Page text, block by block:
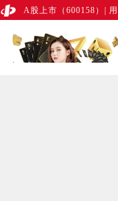
A股上市（600158）